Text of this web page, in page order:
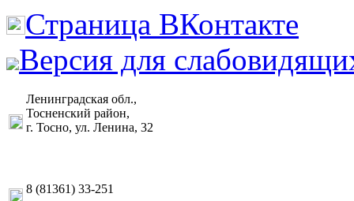
Страница ВКонтакте
Версия для
Ленинградская обл.,
Тосненский район,
г. Тосно, ул. Ленина, 32
8 (81361) 33-251